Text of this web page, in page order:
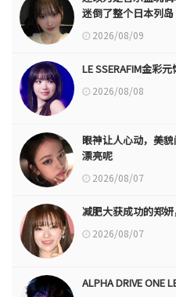
迷倒了整个日本列岛
2026/08/09
LE SSERAFIM金彩
2026/08/08
眼神让人心动，美
漂亮呢
2026/08/07
减肥大获成功的郑妍
2026/08/07
ALPHA DRIVE ONE